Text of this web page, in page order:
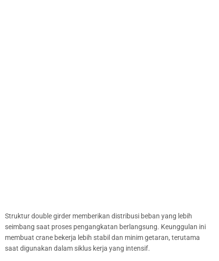
Struktur double girder memberikan distribusi beban yang lebih
seimbang saat proses pengangkatan berlangsung. Keunggulan ini
membuat crane bekerja lebih stabil dan minim getaran, terutama
saat digunakan dalam siklus kerja yang intensif.